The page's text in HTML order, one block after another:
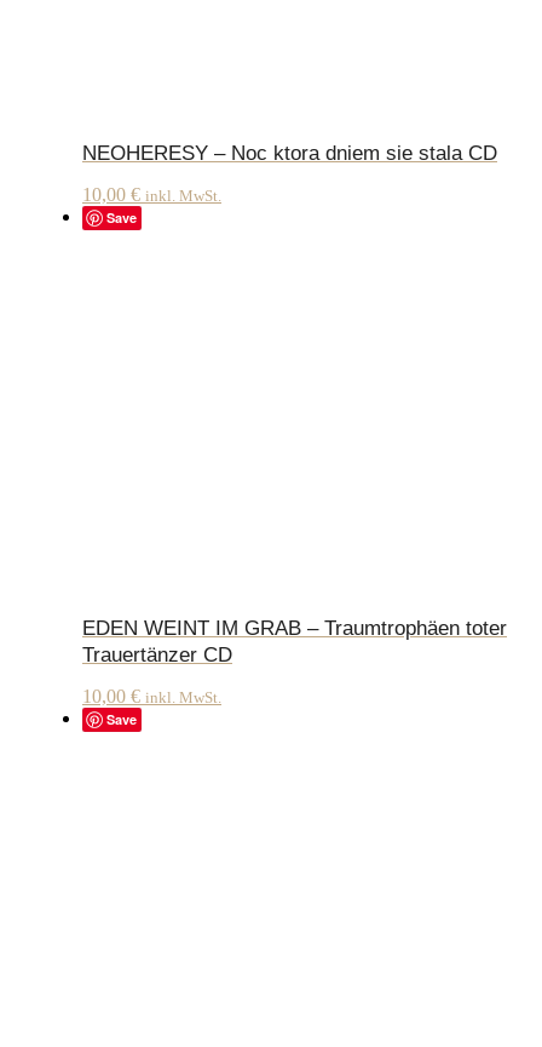
NEOHERESY – Noc ktora dniem sie stala CD
10,00 € inkl. MwSt.
Save
EDEN WEINT IM GRAB – Traumtrophäen toter
Trauertänzer CD
10,00 € inkl. MwSt.
Save